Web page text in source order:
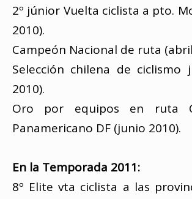
2º júnior Vuelta ciclista a pto.
2010).
Campeón Nacional de ruta
Selección chilena de ciclismo
2010).
Oro por equipos en ruta
Panamericano DF (junio 2010).
En la Temporada 2011:
8º Elite vta ciclista a las